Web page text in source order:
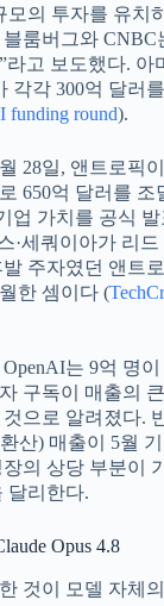
모의 투자를 유치
룸버그와 CNBC
고 보도했다. 아
각각 300억 달러
round).
28일, 앤트로픽
650억 달러를 조
업 가치를 공식 발
·세쿼이아가 리
발 주자였던 앤트
한 셈이다 (
는 9억 명
구독이 매출의
으로 알려졌다.
산) 매출이 5월
의 상당 부분이
달리한다.
Opus 4.8
것이 모델 자체